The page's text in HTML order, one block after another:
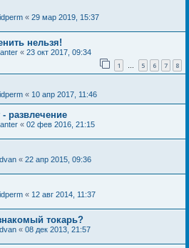
« 29 мар 2019, 15:37
нельзя!
« 23 окт 2017, 09:34
1 … 5 6 7 8
« 10 апр 2017, 11:46
развлечение
« 02 фев 2016, 21:15
« 22 апр 2015, 09:36
« 12 авг 2014, 11:37
токарь?
« 08 дек 2013, 21:57